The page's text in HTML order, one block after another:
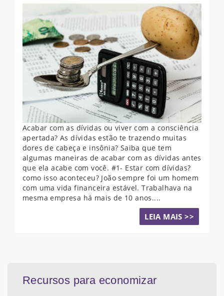
Acabar com as dívidas ou viver com a consciência
apertada? As dívidas estão te trazendo muitas
dores de cabeça e insônia? Saiba que tem
algumas maneiras de acabar com as dívidas antes
que ela acabe com você. #1- Estar com dívidas?
como isso aconteceu? João sempre foi um homem
com uma vida financeira estável. Trabalhava na
mesma empresa há mais de 10 anos....
LEIA MAIS >>
Recursos para economizar